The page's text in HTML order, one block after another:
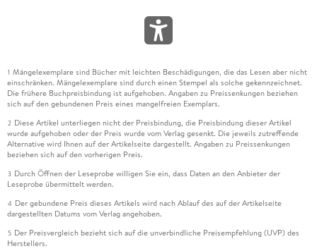
1 Mängelexemplare sind Bücher mit leichten Beschädigungen, die das Lesen aber nicht
einschränken. Mängelexemplare sind durch einen Stempel als solche gekennzeichnet.
Die frühere Buchpreisbindung ist aufgehoben. Angaben zu Preissenkungen beziehen
sich auf den gebundenen Preis eines mangelfreien Exemplars.
2 Diese Artikel unterliegen nicht der Preisbindung, die Preisbindung dieser Artikel
wurde aufgehoben oder der Preis wurde vom Verlag gesenkt. Die jeweils zutreffende
Alternative wird Ihnen auf der Artikelseite dargestellt. Angaben zu Preissenkungen
beziehen sich auf den vorherigen Preis.
3 Durch Öffnen der Leseprobe willigen Sie ein, dass Daten an den Anbieter der
Leseprobe übermittelt werden.
4 Der gebundene Preis dieses Artikels wird nach Ablauf des auf der Artikelseite
dargestellten Datums vom Verlag angehoben.
5 Der Preisvergleich bezieht sich auf die unverbindliche Preisempfehlung (UVP) des
Herstellers.